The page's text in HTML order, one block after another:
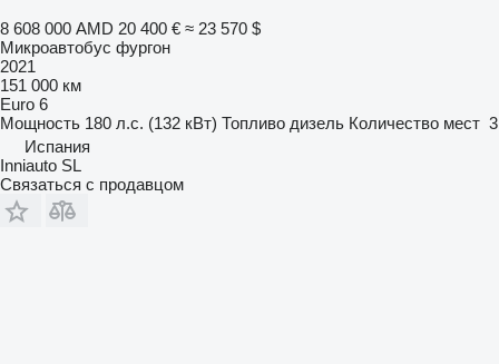
8 608 000 AMD 20 400 € ≈ 23 570 $
Микроавтобус фургон
2021
151 000 км
Euro 6
Мощность 180 л.с. (132 кВт) Топливо дизель Количество мест 3
Испания
Inniauto SL
Связаться с продавцом